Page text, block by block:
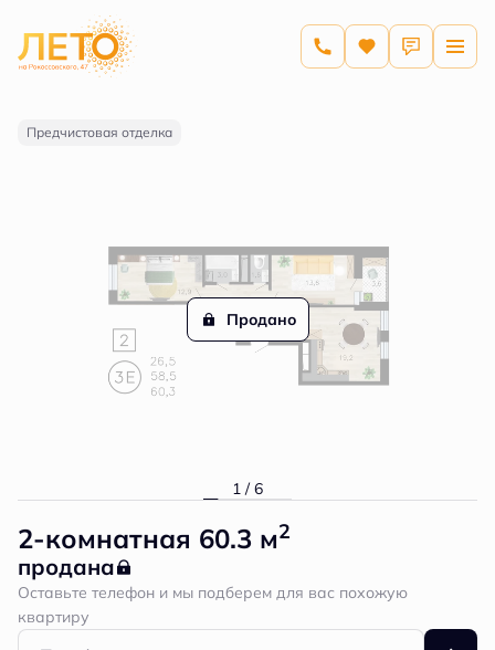
2-комнатная Цена по запросу
Предчистовая отделка
Продано
1 / 6
2-комнатная 60.3 м2
продана
Оставьте телефон и мы подберем для вас похожую
квартиру